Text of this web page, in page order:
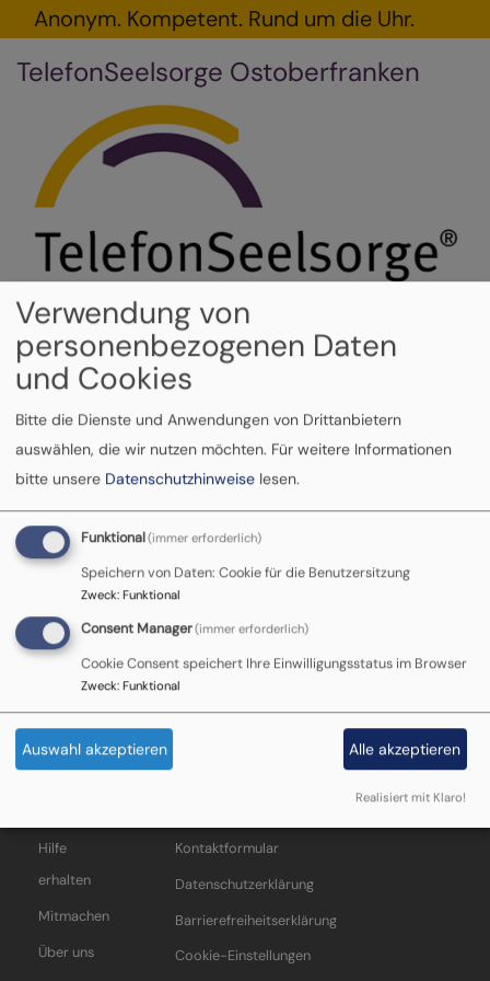
Direkt
zum
Inhalt
Anonym. Kompetent. Rund um die Uhr.
TelefonSeelsorge Ostoberfranken
Hauptnavigation
Startseite Seite
Seite
Hier können Sie Ihren Inhalt einfügen. Neue
Seiten erstellen Sie über
hinzufügen.
Hilfe
erhalten
Mitmachen
Über uns
Kontaktformular
Datenschutzerklärung
Barrierefreiheitserklärung
Cookie-Einstellungen
Verwendung von
personenbezogenen Daten
und Cookies
Bitte die Dienste und Anwendungen von Drittanbietern
auswählen, die wir nutzen möchten. Für weitere Informationen
bitte unsere Datenschutzhinweise lesen.
Funktional(immer erforderlich)
Speichern von Daten: Cookie für die Benutzersitzung
Zweck: Funktional
Consent Manager(immer erforderlich)
Cookie Consent speichert Ihre Einwilligungsstatus im Browser
Zweck: Funktional
Auswahl akzeptieren Alle akzeptieren
Realisiert mit Klaro!